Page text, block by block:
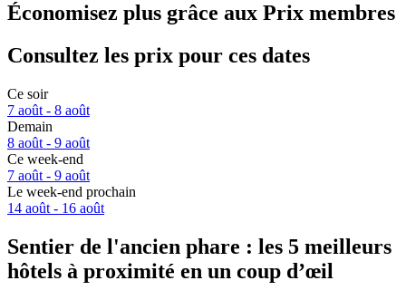
Économisez plus grâce aux Prix membres
Consultez les prix pour ces dates
Ce soir
7 août - 8 août
Demain
8 août - 9 août
Ce week-end
7 août - 9 août
Le week-end prochain
14 août - 16 août
Sentier de l'ancien phare : les 5 meilleurs
hôtels à proximité en un coup d’œil